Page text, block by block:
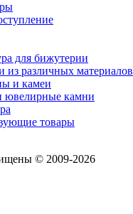
для бижутерии
из различных материалов
и камеи
ювелирные камни
товары
© 2009-2026